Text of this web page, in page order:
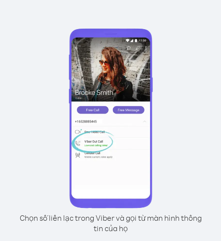
Chọn số liên lạc trong Viber và gọi từ màn hình thông
tin của họ